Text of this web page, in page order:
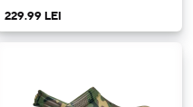
229.99 LEI